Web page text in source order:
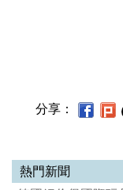
分享：
熱門新聞